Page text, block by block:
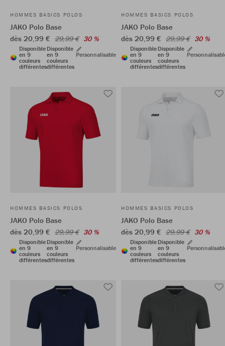
HOMMES BASICS POLOS
JAKO Polo Base
dès 20,99 € 29,99 € 30 %
Disponible
en 9
couleurs
différentes
Disponible
en 9
couleurs
différentes
Personnalisable
HOMMES BASICS POLOS
JAKO Polo Base
dès 20,99 € 29,99 € 30 %
Disponible
en 9
couleurs
différentes
Disponible
en 9
couleurs
différentes
HOMMES BASICS POLOS
JAKO Polo Base
dès 20,99 € 29,99 € 30 %
Disponible
en 9
couleurs
différentes
Disponible
en 9
couleurs
différentes
Personnalisable
HOMMES BASICS POLOS
JAKO Polo Base
dès 20,99 € 29,99 € 30 %
Disponible
en 9
couleurs
différentes
Disponible
en 9
couleurs
différentes